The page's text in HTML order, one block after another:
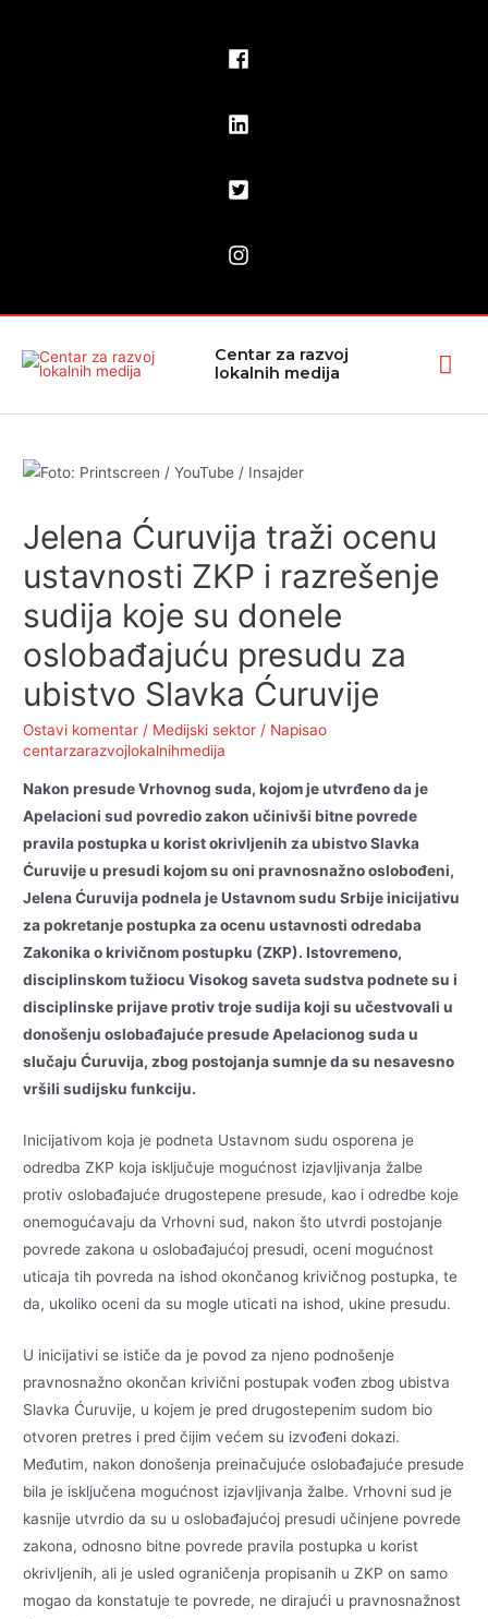
Centar za razvoj
lokalnih medija
Jelena Ćuruvija traži ocenu
ustavnosti ZKP i razrešenje
sudija koje su donele
oslobađajuću presudu za
ubistvo Slavka Ćuruvije
Ostavi komentar / Medijski sektor / Napisao
centarzarazvojlokalnihmedija
Nakon presude Vrhovnog suda, kojom je utvrđeno da je
Apelacioni sud povredio zakon učinivši bitne povrede
pravila postupka u korist okrivljenih za ubistvo Slavka
Ćuruvije u presudi kojom su oni pravnosnažno oslobođeni,
Jelena Ćuruvija podnela je Ustavnom sudu Srbije inicijativu
za pokretanje postupka za ocenu ustavnosti odredaba
Zakonika o krivičnom postupku (ZKP). Istovremeno,
disciplinskom tužiocu Visokog saveta sudstva podnete su i
disciplinske prijave protiv troje sudija koji su učestvovali u
donošenju oslobađajuće presude Apelacionog suda u
slučaju Ćuruvija, zbog postojanja sumnje da su nesavesno
vršili sudijsku funkciju.
Inicijativom koja je podneta Ustavnom sudu osporena je
odredba ZKP koja isključuje mogućnost izjavljivanja žalbe
protiv oslobađajuće drugostepene presude, kao i odredbe koje
onemogućavaju da Vrhovni sud, nakon što utvrdi postojanje
povrede zakona u oslobađajućoj presudi, oceni mogućnost
uticaja tih povreda na ishod okončanog krivičnog postupka, te
da, ukoliko oceni da su mogle uticati na ishod, ukine presudu.
U inicijativi se ističe da je povod za njeno podnošenje
pravnosnažno okončan krivični postupak vođen zbog ubistva
Slavka Ćuruvije, u kojem je pred drugostepenim sudom bio
otvoren pretres i pred čijim većem su izvođeni dokazi.
Međutim, nakon donošenja preinačujuće oslobađajuće presude
bila je isključena mogućnost izjavljivanja žalbe. Vrhovni sud je
kasnije utvrdio da su u oslobađajućoj presudi učinjene povrede
zakona, odnosno bitne povrede pravila postupka u korist
okrivljenih, ali je usled ograničenja propisanih u ZKP on samo
mogao da konstatuje te povrede, ne dirajući u pravnosnažnost